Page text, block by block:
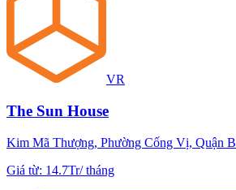
VR
The Sun House
Kim Mã Thượng, Phường Cống Vị, Quận
Giá từ: 14.7Tr/tháng